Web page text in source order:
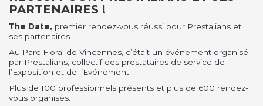
PARTENAIRES !
The Date, premier rendez-vous réussi pour Prestalians et
ses partenaires !
Au Parc Floral de Vincennes, c’était un événement organisé
par Prestalians, collectif des prestataires de service de
l’Exposition et de l’Evénement.
Plus de 100 professionnels présents et plus de 600 rendez-
vous organisés.